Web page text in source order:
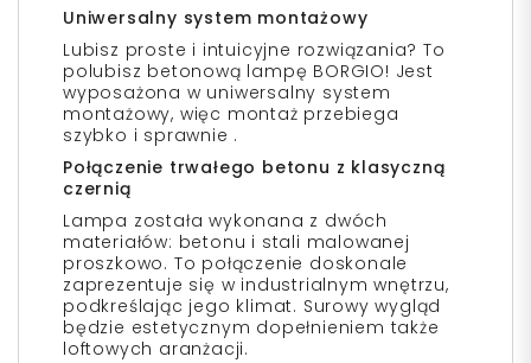
Uniwersalny system montażowy
Lubisz proste i intuicyjne rozwiązania? To
polubisz betonową lampę BORGIO! Jest
wyposażona w uniwersalny system
montażowy, więc montaż przebiega
szybko i sprawnie .
Połączenie trwałego betonu z klasyczną
czernią
Lampa została wykonana z dwóch
materiałów: betonu i stali malowanej
proszkowo. To połączenie doskonale
zaprezentuje się w industrialnym wnętrzu,
podkreślając jego klimat. Surowy wygląd
będzie estetycznym dopełnieniem także
loftowych aranżacji.